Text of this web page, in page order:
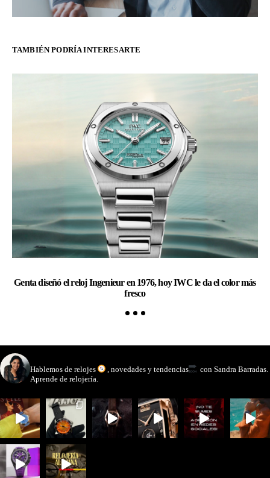
TAMBIÉN PODRÍA INTERESARTE
Genta diseñó el reloj Ingenieur en 1976, hoy IWC le da el color más
fresco
Hablemos de relojes , novedades y tendencias
con Sandra Barradas.
Aprende de relojería.